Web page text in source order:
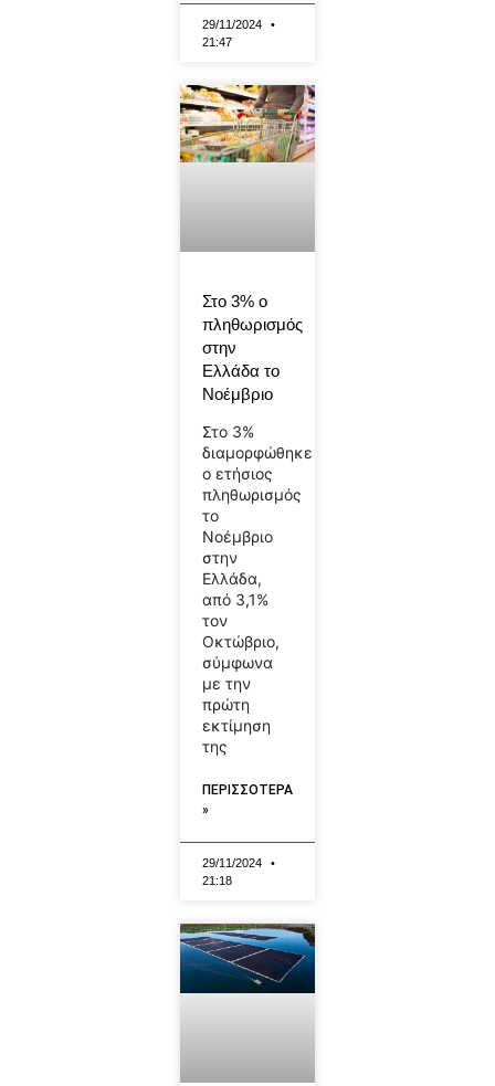
29/11/2024
21:47
Στο 3% ο
πληθωρισμός
στην
Ελλάδα το
Νοέμβριο
Στο 3%
διαμορφώθηκε
ο ετήσιος
πληθωρισμός
το
Νοέμβριο
στην
Ελλάδα,
από 3,1%
τον
Οκτώβριο,
σύμφωνα
με την
πρώτη
εκτίμηση
της
ΠΕΡΙΣΣΟΤΕΡΑ
»
29/11/2024
21:18